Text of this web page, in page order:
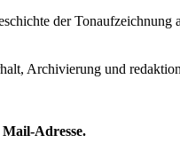
der
Archivierung und
Adresse.